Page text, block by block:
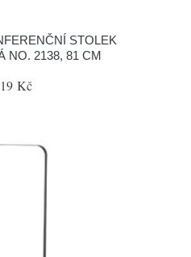
STOLEK
NO. 2138, 81 CM
Kč